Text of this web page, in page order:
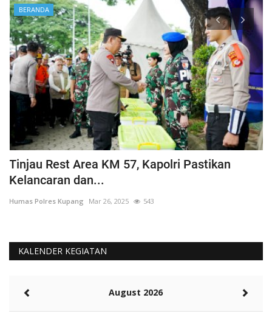
BERANDA
Tinjau Rest Area KM 57, Kapolri Pastikan
Kelancaran dan...
Humas Polres Kupang Mar 26, 2025 543
KALENDER KEGIATAN
August 2026